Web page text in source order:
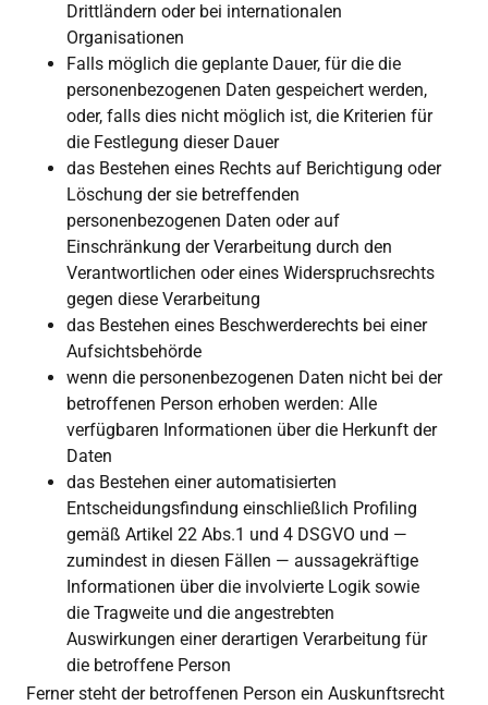
Drittländern oder bei internationalen
Organisationen
Falls möglich die geplante Dauer, für die die
personenbezogenen Daten gespeichert werden,
oder, falls dies nicht möglich ist, die Kriterien für
die Festlegung dieser Dauer
das Bestehen eines Rechts auf Berichtigung oder
Löschung der sie betreffenden
personenbezogenen Daten oder auf
Einschränkung der Verarbeitung durch den
Verantwortlichen oder eines Widerspruchsrechts
gegen diese Verarbeitung
das Bestehen eines Beschwerderechts bei einer
Aufsichtsbehörde
wenn die personenbezogenen Daten nicht bei der
betroffenen Person erhoben werden: Alle
verfügbaren Informationen über die Herkunft der
Daten
das Bestehen einer automatisierten
Entscheidungsfindung einschließlich Profiling
gemäß Artikel 22 Abs.1 und 4 DSGVO und —
zumindest in diesen Fällen — aussagekräftige
Informationen über die involvierte Logik sowie
die Tragweite und die angestrebten
Auswirkungen einer derartigen Verarbeitung für
die betroffene Person
Ferner steht der betroffenen Person ein Auskunftsrecht